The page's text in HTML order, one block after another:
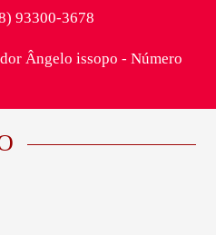
93300-3678
Ângelo issopo - Número